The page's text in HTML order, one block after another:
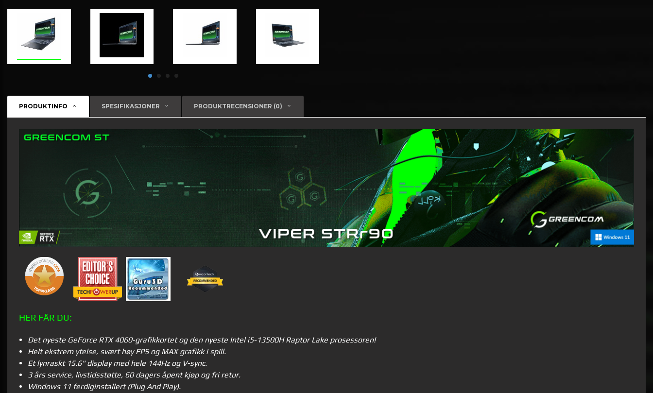
PRODUKTINFO SPESIFIKASJONER PRODUKTRECENSIONER (0)
HER FÅR DU:
Det nyeste GeForce RTX 4060-grafikkortet og den nyeste Intel i5-13500H Raptor Lake prosessoren!
Helt ekstrem ytelse, svært høy FPS og MAX grafikk i spill.
Et lynraskt 15.6" display med hele 144Hz og V-sync.
3 års service, livstidsstøtte, 60 dagers åpent kjøp og fri retur.
Windows 11 ferdiginstallert (Plug And Play).